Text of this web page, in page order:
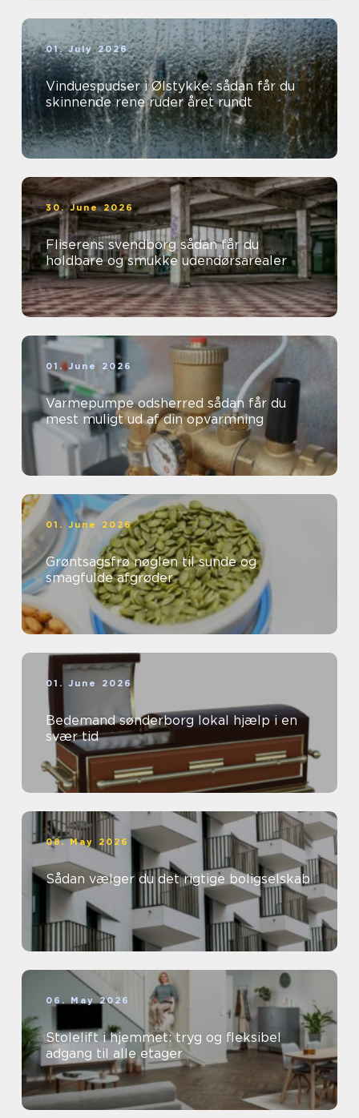
01. July 2026
Vinduespudser i Ølstykke: sådan får du
skinnende rene ruder året rundt
30. June 2026
Fliserens svendborg sådan får du
holdbare og smukke udendørsarealer
01. June 2026
Varmepumpe odsherred sådan får du
mest muligt ud af din opvarmning
01. June 2026
Grøntsagsfrø nøglen til sunde og
smagfulde afgrøder
01. June 2026
Bedemand sønderborg lokal hjælp i en
svær tid
08. May 2026
Sådan vælger du det rigtige boligselskab
06. May 2026
Stolelift i hjemmet: tryg og fleksibel
adgang til alle etager